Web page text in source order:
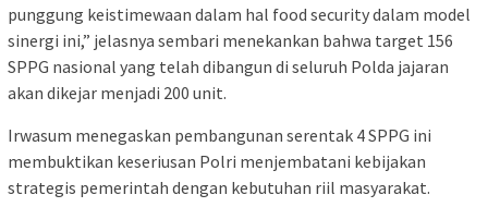
punggung keistimewaan dalam hal food security dalam model
sinergi ini,” jelasnya sembari menekankan bahwa target 156
SPPG nasional yang telah dibangun di seluruh Polda jajaran
akan dikejar menjadi 200 unit.
Irwasum menegaskan pembangunan serentak 4 SPPG ini
membuktikan keseriusan Polri menjembatani kebijakan
strategis pemerintah dengan kebutuhan riil masyarakat.